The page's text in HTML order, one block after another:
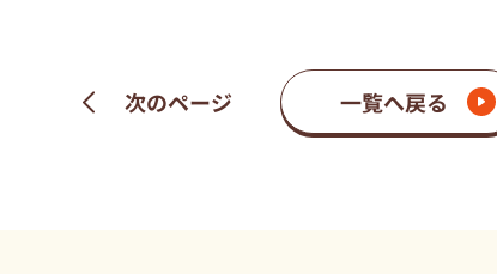
次のページ 一覧へ戻る